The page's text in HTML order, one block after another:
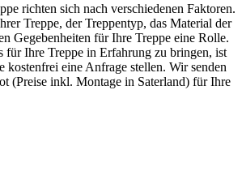
richten sich nach verschiedenen Faktoren.
Treppe, der Treppentyp, das Material der
Gegebenheiten für Ihre Treppe eine Rolle.
für Ihre Treppe in Erfahrung zu bringen, ist
kostenfrei eine Anfrage stellen. Wir senden
(Preise inkl. Montage in Saterland) für Ihre